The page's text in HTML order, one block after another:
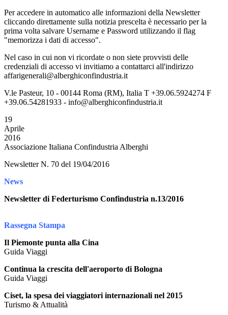
Per accedere in automatico alle informazioni della Newsletter
cliccando direttamente sulla notizia prescelta è necessario per la
prima volta salvare Username e Password utilizzando il flag
"memorizza i dati di accesso".
Nel caso in cui non vi ricordate o non siete provvisti delle
credenziali di accesso vi invitiamo a contattarci all'indirizzo
affarigenerali@alberghiconfindustria.it
V.le Pasteur, 10 - 00144 Roma (RM), Italia T +39.06.5924274 F
+39.06.54281933 - info@alberghiconfindustria.it
19
Aprile
2016
Associazione Italiana Confindustria Alberghi
Newsletter N. 70 del 19/04/2016
News
Newsletter di Federturismo Confindustria n.13/2016
Rassegna Stampa
Il Piemonte punta alla Cina
Guida Viaggi
Continua la crescita dell'aeroporto di Bologna
Guida Viaggi
Ciset, la spesa dei viaggiatori internazionali nel 2015
Turismo & Attualità